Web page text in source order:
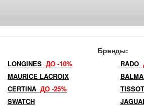
Бренды:
LONGINES ДО -10% RADO
MAURICE LACROIX
CERTINA ДО -25% TISSOT
SWATCH